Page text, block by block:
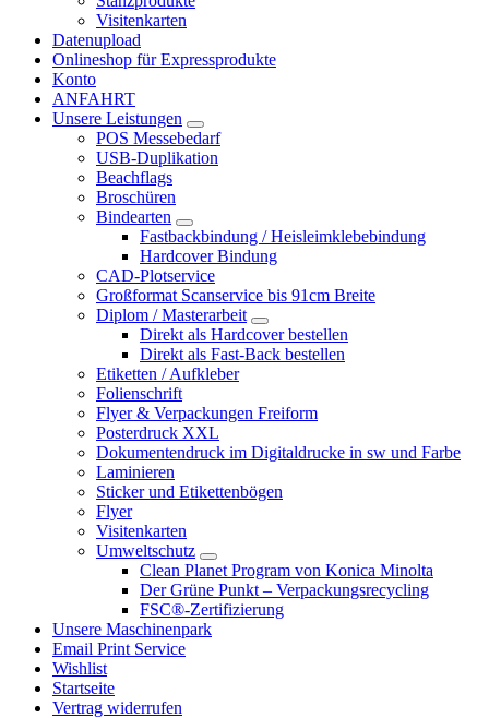
Visitenkarten
Datenupload
Onlineshop für Expressprodukte
Konto
ANFAHRT
Unsere Leistungen
POS Messebedarf
USB-Duplikation
Beachflags
Broschüren
Bindearten
Fastbackbindung / Heisleimklebebindung
Hardcover Bindung
CAD-Plotservice
Großformat Scanservice bis 91cm Breite
Diplom / Masterarbeit
Direkt als Hardcover bestellen
Direkt als Fast-Back bestellen
Etiketten / Aufkleber
Folienschrift
Flyer & Verpackungen Freiform
Posterdruck XXL
Dokumentendruck im Digitaldrucke in sw und Farbe
Laminieren
Sticker und Etikettenbögen
Flyer
Visitenkarten
Umweltschutz
Clean Planet Program von Konica Minolta
Der Grüne Punkt – Verpackungsrecycling
FSC®-Zertifizierung
Unsere Maschinenpark
Email Print Service
Wishlist
Startseite
Vertrag widerrufen